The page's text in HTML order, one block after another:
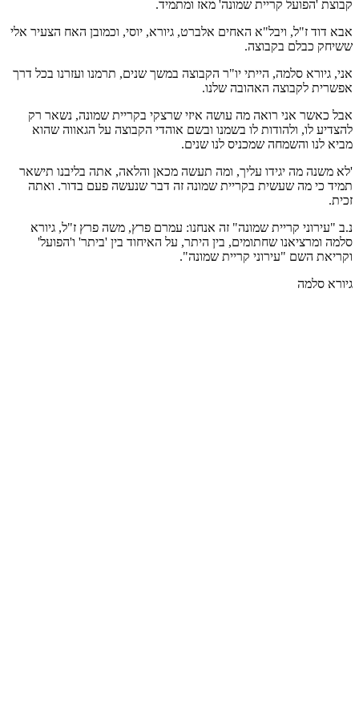
קבוצת 'הפועל קריית שמונה' מאז ומתמיד.
אבא דוד ז"ל, ויבל"א האחים אלברט, גיורא, יוסי, וכמובן האח הצעיר אלי
ששיחק כבלם בקבוצה.
אני, גיורא סלמה, הייתי יו"ר הקבוצה במשך שנים, תרמנו ועזרנו בכל דרך
אפשרית לקבוצה האהובה שלנו.
אבל כאשר אני רואה מה עושה איזי שרצקי בקריית שמונה, נשאר רק
להצדיע לו, ולהודות לו בשמנו ובשם אוהדי הקבוצה על הגאווה שהוא
מביא לנו והשמחה שמכניס לנו שנים.
'לא משנה מה יגידו עליך, ומה תעשה מכאן והלאה, אתה בליבנו תישאר
תמיד כי מה שעשית בקריית שמונה זה דבר שנעשה פעם בדור. ואתה
זכית.
נ.ב "עירוני קריית שמונה" זה אנחנו: עמרם פרץ, משה פרץ ז"ל, גיורא
סלמה ומרציאנו שחתומים, בין היתר, על האיחוד בין 'ביתר' ו'הפועל'
וקריאת השם "עירוני קריית שמונה".
גיורא סלמה